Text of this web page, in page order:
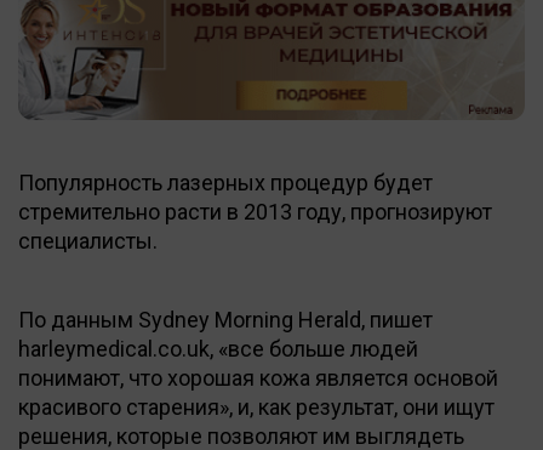
Популярность лазерных процедур будет
стремительно расти в 2013 году, прогнозируют
специалисты.
По данным Sydney Morning Herald, пишет
harleymedical.co.uk, «все больше людей
понимают, что хорошая кожа является основой
красивого старения», и, как результат, они ищут
решения, которые позволяют им выглядеть